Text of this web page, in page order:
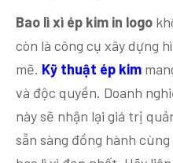
Bao lì xì ép kim in logo
còn là công cụ xây dựng
mẽ. Kỹ thuật ép kim
và độc quyền. Doanh
này sẽ nhận lại giá trị
sẵn sàng đồng hành